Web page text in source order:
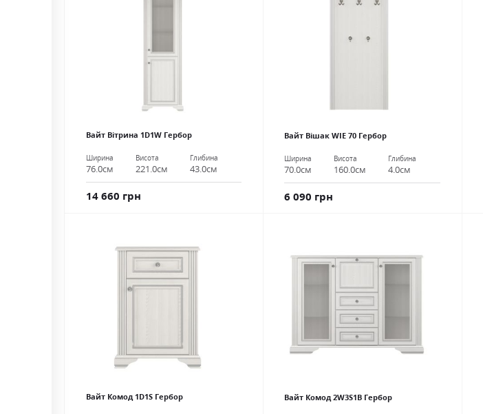
Вайт Вітрина 1D1W Гербор
Ширина
76.0см
Висота
221.0см
Глибина
43.0см
14 660 грн
Вайт Вішак WIE 70 Гербор
Ширина
70.0см
Висота
160.0см
Глибина
4.0см
6 090 грн
Вайт Комод 1D1S Гербор Вайт Комод 2W3S1B Гербор